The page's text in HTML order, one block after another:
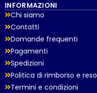
INFORMAZIONI
Chi siamo
Contatti
Domande frequenti
Pagamenti
Spedizioni
Politica di rimborso e reso
Termini e condizioni